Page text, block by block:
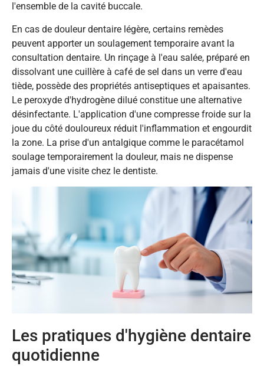
l'ensemble de la cavité buccale.
En cas de douleur dentaire légère, certains remèdes
peuvent apporter un soulagement temporaire avant la
consultation dentaire. Un rinçage à l'eau salée, préparé en
dissolvant une cuillère à café de sel dans un verre d'eau
tiède, possède des propriétés antiseptiques et apaisantes.
Le peroxyde d'hydrogène dilué constitue une alternative
désinfectante. L'application d'une compresse froide sur la
joue du côté douloureux réduit l'inflammation et engourdit
la zone. La prise d'un antalgique comme le paracétamol
soulage temporairement la douleur, mais ne dispense
jamais d'une visite chez le dentiste.
Les pratiques d'hygiène dentaire
quotidienne